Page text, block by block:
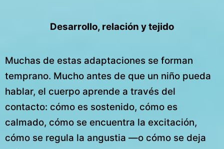
Desarrollo, relación y tejido
Muchas de estas adaptaciones se forman
temprano. Mucho antes de que un niño pueda
hablar, el cuerpo aprende a través del
contacto: cómo es sostenido, cómo es
calmado, cómo se encuentra la excitación,
cómo se regula la angustia —o cómo se deja